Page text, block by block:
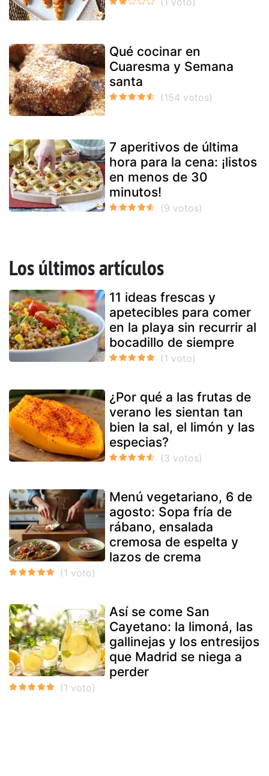
Qué cocinar en
Cuaresma y Semana
santa
7 aperitivos de última
hora para la cena: ¡listos
en menos de 30
minutos!
Los últimos artículos
11 ideas frescas y
apetecibles para comer
en la playa sin recurrir al
bocadillo de siempre
¿Por qué a las frutas de
verano les sientan tan
bien la sal, el limón y las
especias?
Menú vegetariano, 6 de
agosto: Sopa fría de
rábano, ensalada
cremosa de espelta y
lazos de crema
Así se come San
Cayetano: la limoná, las
gallinejas y los entresijos
que Madrid se niega a
perder